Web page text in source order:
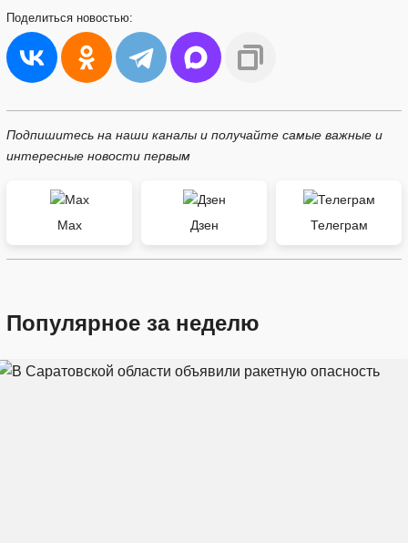
Поделиться новостью:
Подпишитесь на наши каналы и получайте самые важные и
интересные новости первым
Max Дзен Телеграм
Популярное за неделю